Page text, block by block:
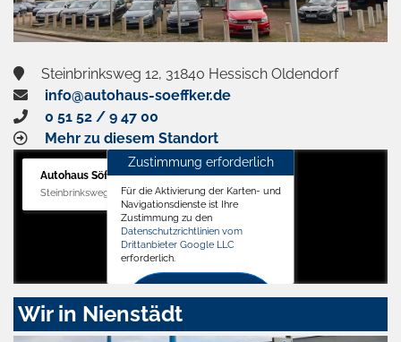
Steinbrinksweg 12, 31840 Hessisch Oldendorf
info@autohaus-soeffker.de
0 51 52 / 9 47 00
Mehr zu diesem Standort
Autohaus Söffker GmbH
Steinbrinksweg 12, 31840 Hessisch Oldendorf
Zustimmung erforderlich
Für die Aktivierung der Karten- und
Navigationsdienste ist Ihre
Zustimmung zu den
Datenschutzrichtlinien vom
Drittanbieter Google LLC
erforderlich.
Zustimmen
aktivieren
Wir in Nienstädt